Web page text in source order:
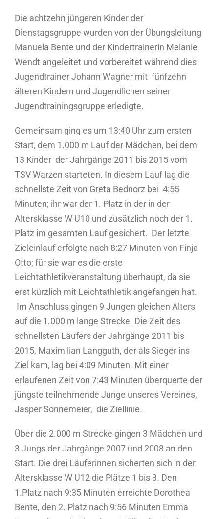
Die achtzehn jüngeren Kinder der
Dienstagsgruppe wurden von der Übungsleitung
Manuela Bente und der Kindertrainerin Melanie
Wendt angeleitet und vorbereitet während dies
Jugendtrainer Johann Wagner mit fünfzehn
älteren Kindern und Jugendlichen seiner
Jugendtrainingsgruppe erledigte.
Gemeinsam ging es um 13:40 Uhr zum ersten
Start, dem 1.000 m Lauf der Mädchen, bei dem
13 Kinder der Jahrgänge 2011 bis 2015 vom
TSV Warzen starteten. In diesem Lauf lag die
schnellste Zeit von Greta Bednorz bei 4:55
Minuten; ihr war der 1. Platz in der in der
Altersklasse W U10 und zusätzlich noch der 1.
Platz im gesamten Lauf gesichert. Der letzte
Zieleinlauf erfolgte nach 8:27 Minuten von Finja
Otto; für sie war es die erste
Leichtathletikveranstaltung überhaupt, da sie
erst kürzlich mit Leichtathletik angefangen hat.
Im Anschluss gingen 9 Jungen gleichen Alters
auf die 1.000 m lange Strecke. Die Zeit des
schnellsten Läufers der Jahrgänge 2011 bis
2015, Maximilian Langguth, der als Sieger ins
Ziel kam, lag bei 4:09 Minuten. Mit einer
erlaufenen Zeit von 7:43 Minuten überquerte der
jüngste teilnehmende Junge unseres Vereines,
Jasper Sonnemeier, die Ziellinie.
Über die 2.000 m Strecke gingen 3 Mädchen und
3 Jungs der Jahrgänge 2007 und 2008 an den
Start. Die drei Läuferinnen sicherten sich in der
Altersklasse W U12 die Plätze 1 bis 3. Den
1.Platz nach 9:35 Minuten erreichte Dorothea
Bente, den 2. Platz nach 9:56 Minuten Emma